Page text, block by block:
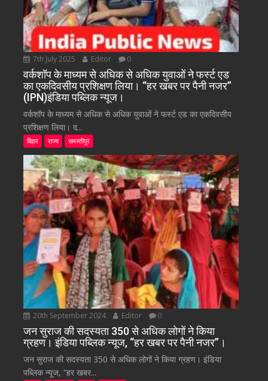
7th July 2025 Editor 0
वर्कशॉप के माध्यम से अधिक से अधिक युवाओं ने फर्स्ट एड
का एकदिवसीय प्रशिक्षण लिया। “हर खबर पर पैनी नजर”
(IPN)इंडिया पब्लिक न्यूज।
वर्कशॉप के माध्यम से अधिक से अधिक युवाओं ने फर्स्ट एड का एकदिवसीय
प्रशिक्षण लिया। द...
बिहार राज्य समस्तीपुर
20th September 2024 Editor 0
जन सुराज की सदस्यता 350 से अधिक लोगों ने किया
ग्रहण। इंडिया पब्लिक न्यूज, “हर खबर पर पैनी नजर”।
जन सुराज की सदस्यता 350 से अधिक लोगों ने किया ग्रहण। इंडिया
पब्लिक न्यूज, “हर खबर...